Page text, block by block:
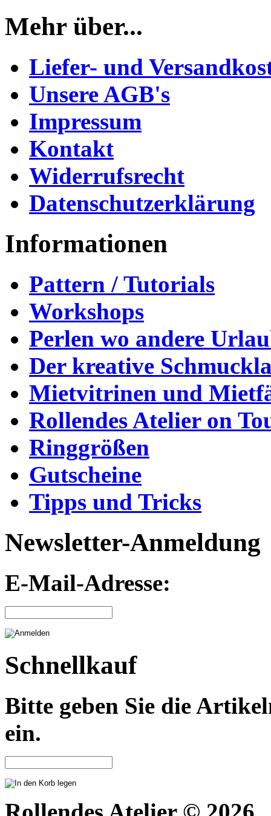
Mehr über...
Liefer- und
Unsere AGB's
Impressum
Kontakt
Widerrufsrecht
Datenschutzerklärung
Informationen
Pattern / Tutorials
Workshops
Perlen wo andere
Der kreative
Mietvitrinen und
Rollendes Atelier on
Ringgrößen
Gutscheine
Tipps und Tricks
Newsletter-Anmeldung
E-Mail-Adresse:
Schnellkauf
Bitte geben Sie die
ein.